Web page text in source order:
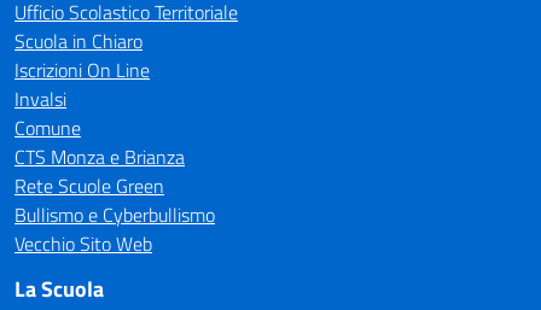
Ufficio Scolastico Territoriale
Scuola in Chiaro
Iscrizioni On Line
Invalsi
Comune
CTS Monza e Brianza
Rete Scuole Green
Bullismo e Cyberbullismo
Vecchio Sito Web
La Scuola